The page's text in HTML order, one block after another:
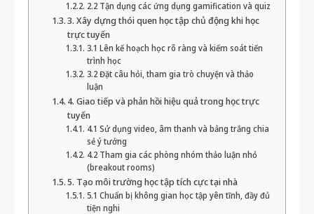
2.2 Tận dụng các ứng dụng gamification và quiz
3. Xây dựng thói quen học tập chủ động khi học
trực tuyến
3.1 Lên kế hoạch học rõ ràng và kiểm soát tiến
trình học
3.2 Đặt câu hỏi, tham gia trò chuyện và thảo
luận
4. Giao tiếp và phản hồi hiệu quả trong học trực
tuyến
4.1 Sử dụng video, âm thanh và bảng trắng chia
sẻ ý tưởng
4.2 Tham gia các phòng nhóm thảo luận nhỏ
(breakout rooms)
5. Tạo môi trường học tập tích cực tại nhà
5.1 Chuẩn bị không gian học tập yên tĩnh, đầy đủ
tiện nghi